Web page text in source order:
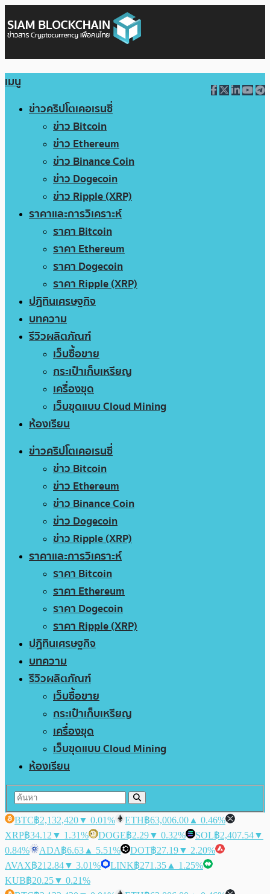
เมนู
ข่าวคริปโตเคอเรนซี่
ข่าว Bitcoin
ข่าว Ethereum
ข่าว Binance Coin
ข่าว Dogecoin
ข่าว Ripple (XRP)
ราคาและการวิเคราะห์
ราคา Bitcoin
ราคา Ethereum
ราคา Dogecoin
ราคา Ripple (XRP)
ปฏิทินเศรษฐกิจ
บทความ
รีวิวผลิตภัณฑ์
เว็บซื้อขาย
กระเป๋าเก็บเหรียญ
เครื่องขุด
เว็บขุดแบบ Cloud Mining
ห้องเรียน
ข่าวคริปโตเคอเรนซี่
ข่าว Bitcoin
ข่าว Ethereum
ข่าว Binance Coin
ข่าว Dogecoin
ข่าว Ripple (XRP)
ราคาและการวิเคราะห์
ราคา Bitcoin
ราคา Ethereum
ราคา Dogecoin
ราคา Ripple (XRP)
ปฏิทินเศรษฐกิจ
บทความ
รีวิวผลิตภัณฑ์
เว็บซื้อขาย
กระเป๋าเก็บเหรียญ
เครื่องขุด
เว็บขุดแบบ Cloud Mining
ห้องเรียน
BTC฿2,132,420▼ 0.01% ETH฿63,006.00 ▲ 0.46%
XRP฿34.12 ▼ 1.31% DOGE฿2.29▼ 0.32% SOL฿2,407.54▼
0.84%
ADA฿6.63 ▲ 5.51% DOT฿27.19▼ 2.20%
AVAX฿212.84▼ 3.01% LINK฿271.35 ▲ 1.25%
KUB฿20.25▼ 0.21%